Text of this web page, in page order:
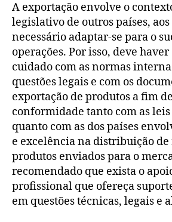
A exportação envolve o
legislativo de outros países, aos
necessário adaptar-se para o
operações. Por isso, deve
cuidado com as normas
questões legais e com os
exportação de produtos a fim
conformidade tanto com as
quanto com as dos países
e excelência na distribuição de
produtos enviados para o
recomendado que exista o
profissional que ofereça
em questões técnicas, legais e